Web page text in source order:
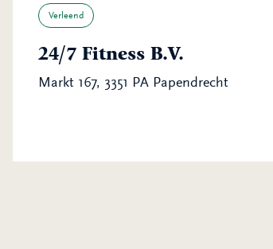
Verleend
24/7 Fitness B.V.
Markt 167, 3351 PA Papendrecht